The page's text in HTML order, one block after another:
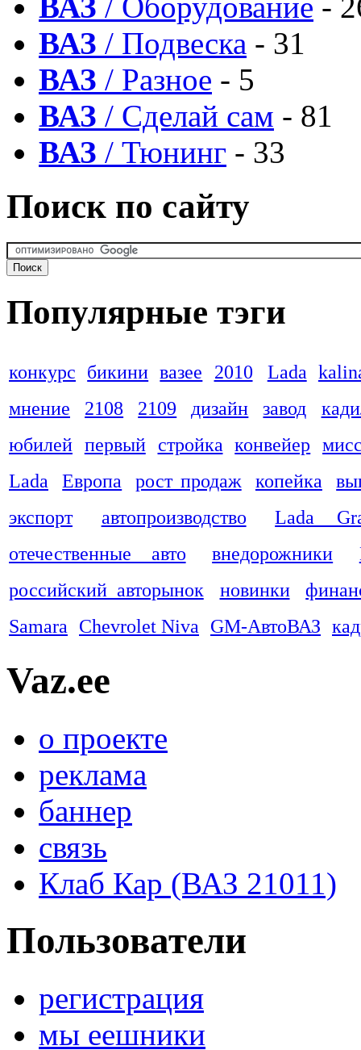
ВАЗ / Оборудование -
ВАЗ / Подвеска - 31
ВАЗ / Разное - 5
ВАЗ / Сделай сам - 81
ВАЗ / Тюнинг - 33
Поиск по сайту
Популярные тэги
конкурс бикини вазее 2010 Lada
мнение
2108 2109 дизайн завод
юбилей первый стройка конвейер
Lada
Европа рост продаж копейка
экспорт
автопроизводство
Lada
отечественные авто
внедорожники
российский авторынок
новинки
Samara
Chevrolet Niva GM-АвтоВАЗ
Vaz.ee
о проекте
реклама
баннер
связь
Клаб Кар (ВАЗ 21011)
Пользователи
регистрация
мы еешники